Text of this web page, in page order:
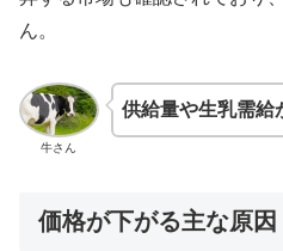
ん。
牛さん
供給量や生乳需給
価格が下がる主な原因